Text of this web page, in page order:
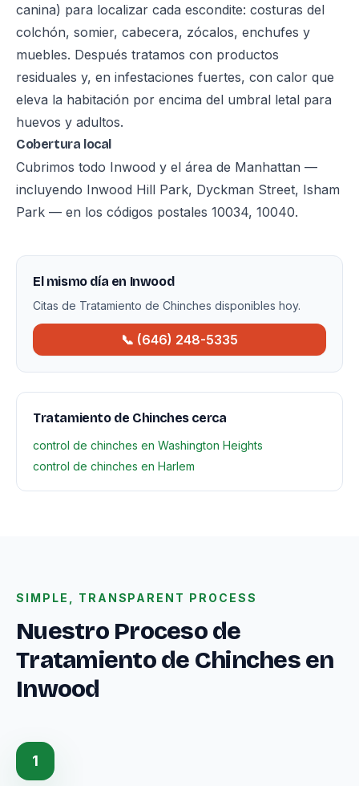
canina) para localizar cada escondite: costuras del
colchón, somier, cabecera, zócalos, enchufes y
muebles. Después tratamos con productos
residuales y, en infestaciones fuertes, con calor que
eleva la habitación por encima del umbral letal para
huevos y adultos.
Cobertura local
Cubrimos todo Inwood y el área de Manhattan —
incluyendo Inwood Hill Park, Dyckman Street, Isham
Park — en los códigos postales 10034, 10040.
El mismo día en Inwood
Citas de Tratamiento de Chinches disponibles hoy.
📞 (646) 248-5335
Tratamiento de Chinches cerca
control de chinches en Washington Heights
control de chinches en Harlem
SIMPLE, TRANSPARENT PROCESS
Nuestro Proceso de
Tratamiento de Chinches en
Inwood
1